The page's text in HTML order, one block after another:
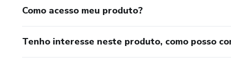
Como acesso meu produto?
Tenho interesse neste produto, como posso